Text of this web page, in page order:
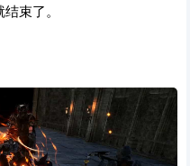
束了。